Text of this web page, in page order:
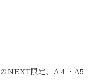
NEXT限定、A４・A5